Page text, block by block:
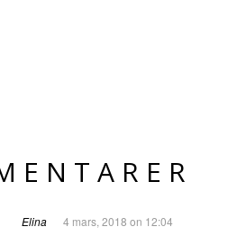
Elina 4 mars, 2018 on 12:04